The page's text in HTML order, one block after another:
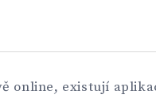
online, existují